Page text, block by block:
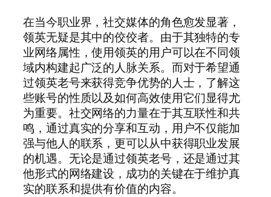
在当今职业界，社交媒体的角色愈发显著，
领英无疑是其中的佼佼者。由于其独特的专
业网络属性，使用领英的用户可以在不同领
域内构建起广泛的人脉关系。而对于希望通
过领英老号来获得竞争优势的人士，了解这
些账号的性质以及如何高效使用它们显得尤
为重要。社交网络的力量在于其互联性和共
鸣，通过真实的分享和互动，用户不仅能加
强与他人的联系，更可以从中获得职业发展
的机遇。无论是通过领英老号，还是通过其
他形式的网络建设，成功的关键在于维护真
实的联系和提供有价值的内容。